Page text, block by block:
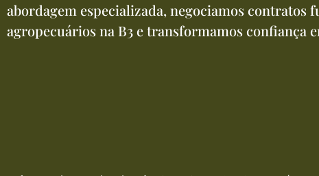
abordagem especializada, negociamos contratos
agropecuários na B3 e transformamos confiança